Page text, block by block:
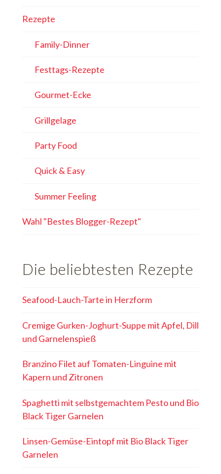
Rezepte
Family-Dinner
Festtags-Rezepte
Gourmet-Ecke
Grillgelage
Party Food
Quick & Easy
Summer Feeling
Wahl "Bestes Blogger-Rezept"
Die beliebtesten Rezepte
Seafood-Lauch-Tarte in Herzform
Cremige Gurken-Joghurt-Suppe mit Apfel, Dill
und Garnelenspieß
Branzino Filet auf Tomaten-Linguine mit
Kapern und Zitronen
Spaghetti mit selbstgemachtem Pesto und Bio
Black Tiger Garnelen
Linsen-Gemüse-Eintopf mit Bio Black Tiger
Garnelen